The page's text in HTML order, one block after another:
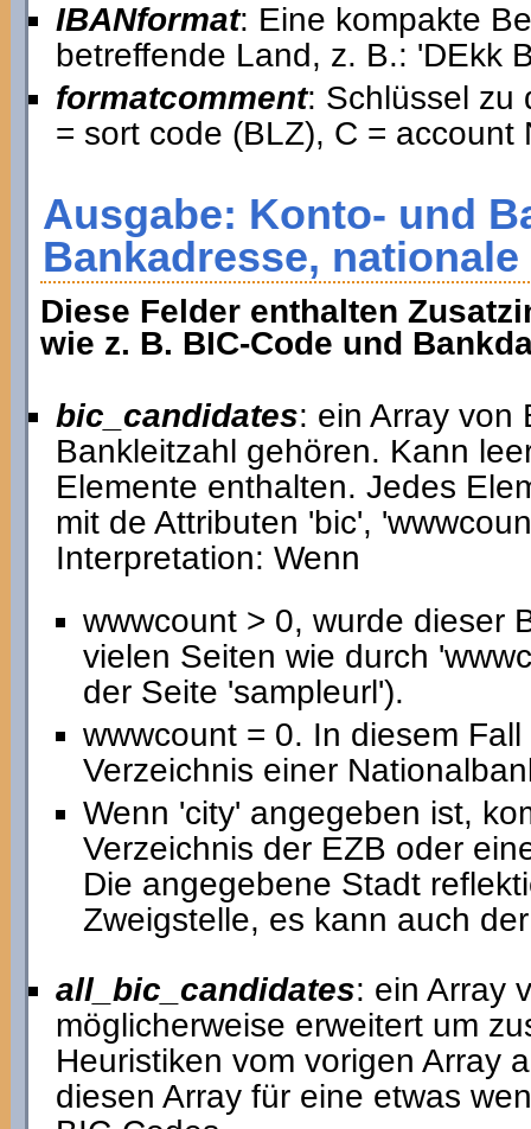
IBANformat: Eine kompakte
betreffende Land, z. B.: 'DEkk
formatcomment: Schlüssel zu
= sort code (BLZ), C = account
Ausgabe: Konto- und
Bankadresse,
Diese Felder enthalten
wie z. B. BIC-Code und
bic_candidates: ein Array von
Bankleitzahl gehören. Kann
Elemente enthalten. Jedes
mit de Attributen 'bic',
Interpretation: Wenn
wwwcount > 0, wurde dieser
vielen Seiten wie durch
der Seite 'sampleurl').
wwwcount = 0. In diesem
Verzeichnis einer
Wenn 'city' angegeben ist,
Verzeichnis der EZB oder
Die angegebene Stadt
Zweigstelle, es kann auch
all_bic_candidates: ein Array
möglicherweise erweitert um
Heuristiken vom vorigen Array
diesen Array für eine etwas